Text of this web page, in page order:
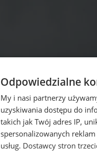
Odpowiedzialne
My i nasi partnerzy
uzyskiwania dostępu do
takich jak Twój adres IP,
spersonalizowanych
usług. Dostawcy stron